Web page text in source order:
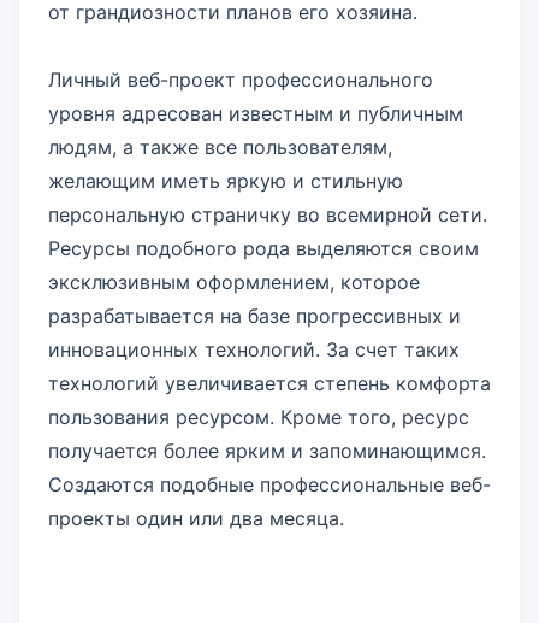
от грандиозности планов его хозяина.
Личный веб-проект профессионального
уровня адресован известным и публичным
людям, а также все пользователям,
желающим иметь яркую и стильную
персональную страничку во всемирной сети.
Ресурсы подобного рода выделяются своим
эксклюзивным оформлением, которое
разрабатывается на базе прогрессивных и
инновационных технологий. За счет таких
технологий увеличивается степень комфорта
пользования ресурсом. Кроме того, ресурс
получается более ярким и запоминающимся.
Создаются подобные профессиональные веб-
проекты один или два месяца.